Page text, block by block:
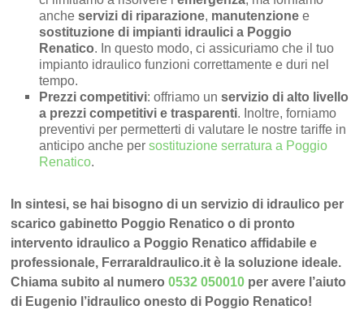
ancheservizi di riparazione, manutenzione e
sostituzione di impianti idraulici a Poggio
Renatico. In questo modo, ci assicuriamo che il tuo
impianto idraulico funzioni correttamente e duri nel
tempo.
Prezzi competitivi: offriamo unservizio di alto livello
a prezzi competitivi e trasparenti. Inoltre, forniamo
preventivi per permetterti di valutare le nostre tariffe in
anticipo anche persostituzione serratura a Poggio
Renatico.
In sintesi, se hai bisogno di un servizio di idraulico per
scarico gabinetto Poggio Renatico o di pronto
intervento idraulico a Poggio Renatico affidabile e
professionale, FerraraIdraulico.it è la soluzione ideale.
Chiama subito al numero0532 050010 per avere l’aiuto
di Eugenio l’idraulico onesto di Poggio Renatico!